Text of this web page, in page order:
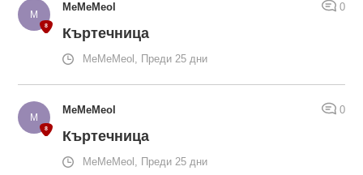
MeMeMeol 0
Къртечница
MeMeMeol, Преди 25 дни
MeMeMeol 0
Къртечница
MeMeMeol, Преди 25 дни